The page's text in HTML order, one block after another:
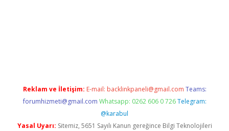
Reklam ve İletişim: E-mail: backlinkpaneli@gmail.com Teams:
forumhizmeti@gmail.com Whatsapp: 0262 606 0 726 Telegram:
@karabul
Yasal Uyarı: Sitemiz, 5651 Sayılı Kanun gereğince Bilgi Teknolojileri